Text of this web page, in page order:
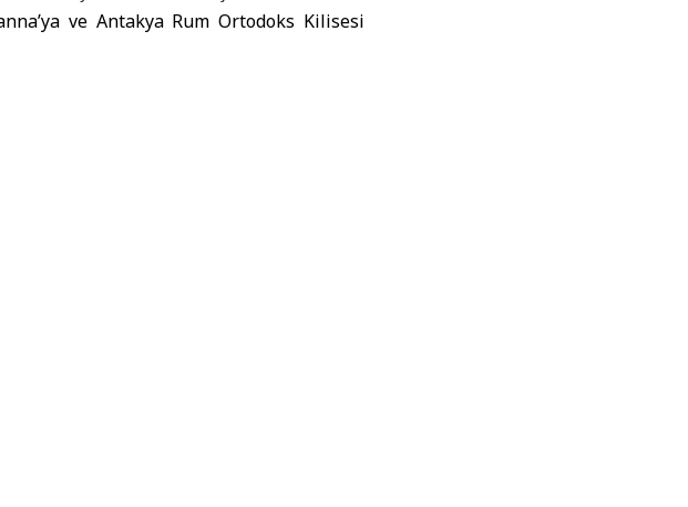
ve Antakya Rum Ortodoks Kilisesi